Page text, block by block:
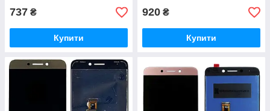
737 ₴
Купити
920 ₴
Купити